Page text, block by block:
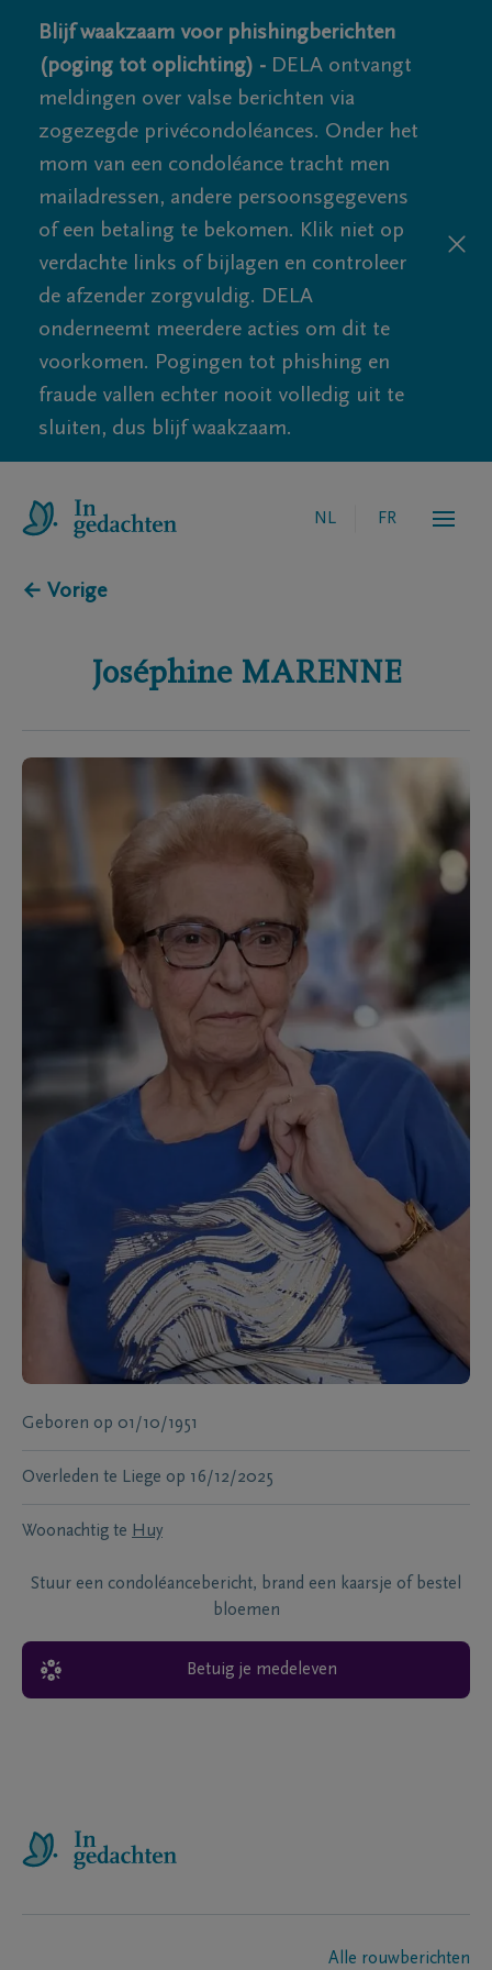
Blijf waakzaam voor phishingberichten
(poging tot oplichting) - DELA ontvangt
meldingen over valse berichten via
zogezegde privécondoléances. Onder het
mom van een condoléance tracht men
mailadressen, andere persoonsgegevens
of een betaling te bekomen. Klik niet op
verdachte links of bijlagen en controleer
de afzender zorgvuldig. DELA
onderneemt meerdere acties om dit te
voorkomen. Pogingen tot phishing en
fraude vallen echter nooit volledig uit te
sluiten, dus blijf waakzaam.
NL FR
← Vorige
Joséphine MARENNE
Geboren op 01/10/1951
Overleden te Liege op 16/12/2025
Woonachtig te Huy
Stuur een condoléancebericht, brand een kaarsje of bestel
bloemen
Betuig je medeleven
Alle rouwberichten